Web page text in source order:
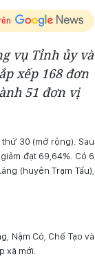
vụ Tỉnh ủy và
xếp 168 đơn
51 đơn vị
30 (mở rộng). Sau
đạt 69,64%. Có 6
(huyện Trạm Tấu),
Nậm Có, Chế Tạo và
xã mới.